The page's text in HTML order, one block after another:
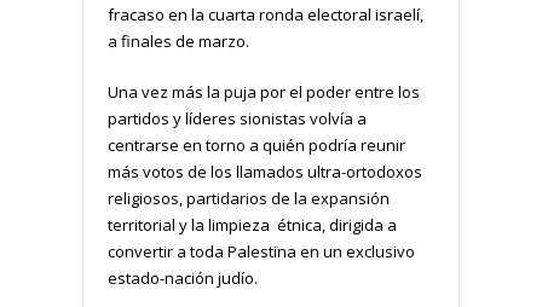
fracaso en la cuarta ronda electoral israelí,
a finales de marzo.
Una vez más la puja por el poder entre los
partidos y líderes sionistas volvía a
centrarse en torno a quién podría reunir
más votos de los llamados ultra-ortodoxos
religiosos, partidarios de la expansión
territorial y la limpieza étnica, dirigida a
convertir a toda Palestina en un exclusivo
estado-nación judío.